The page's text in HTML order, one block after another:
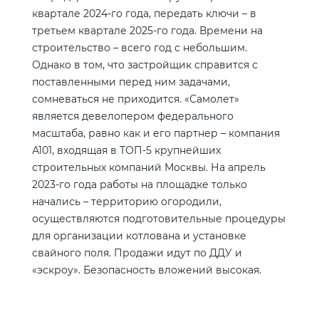
квартале 2024-го года, передать ключи – в
третьем квартале 2025-го года. Времени на
строительство – всего год с небольшим.
Однако в том, что застройщик справится с
поставленными перед ним задачами,
сомневаться не приходится. «Самолет»
является девелопером федерального
масштаба, равно как и его партнер – компания
А101, входящая в ТОП-5 крупнейших
строительных компаний Москвы. На апрель
2023-го года работы на площадке только
начались – территорию огородили,
осуществляются подготовительные процедуры
для организации котлована и установке
свайного поля. Продажи идут по ДДУ и
«эскроу». Безопасность вложений высокая.